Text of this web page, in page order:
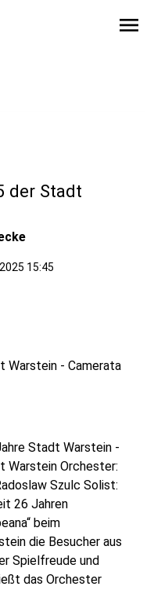
menu
der Stadt
15:45
Warstein - Camerata
Stadt Warstein -
Warstein Orchester:
Szulc Solist:
26 Jahren
beim
die Besucher aus
Spielfreude und
das Orchester